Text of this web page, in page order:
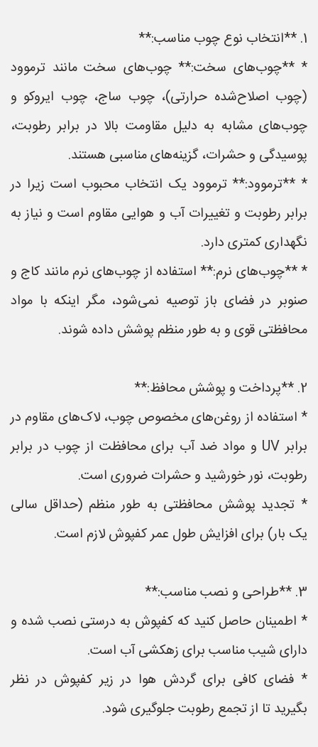
1. **انتخاب نوع چوب مناسب:**
* **چوب‌های سخت:** چوب‌های سخت مانند ترموود
(چوب اصلاح‌شده حرارتی)، چوب ساج، چوب ایروکو و
چوب‌های مشابه به دلیل مقاومت بالا در برابر رطوبت،
پوسیدگی و حشرات، گزینه‌های مناسبی هستند.
* **ترموود:** ترموود یک انتخاب محبوب است زیرا در
برابر رطوبت و تغییرات آب و هوایی مقاوم است و نیاز به
نگهداری کمتری دارد.
* **چوب‌های نرم:** استفاده از چوب‌های نرم مانند کاج و
صنوبر در فضای باز توصیه نمی‌شود، مگر اینکه با مواد
محافظتی قوی و به طور منظم پوشش داده شوند.
2. **پرداخت و پوشش محافظ:**
* استفاده از روغن‌های مخصوص چوب، لاک‌های مقاوم در
برابر UV و مواد ضد آب برای محافظت از چوب در برابر
رطوبت، نور خورشید و حشرات ضروری است.
* تجدید پوشش محافظتی به طور منظم (حداقل سالی
یک بار) برای افزایش طول عمر کفپوش لازم است.
3. **طراحی و نصب مناسب:**
* اطمینان حاصل کنید که کفپوش به درستی نصب شده و
دارای شیب مناسب برای زهکشی آب است.
* فضای کافی برای گردش هوا در زیر کفپوش در نظر
بگیرید تا از تجمع رطوبت جلوگیری شود.